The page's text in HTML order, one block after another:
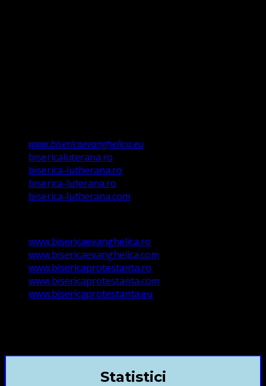
www.bisericaevanghelica.eu
bisericaluterana.ro
biserica-lutherana.ro
biserica-luterana.ro
biserica-lutherana.com
www.bisericaevanghelica.ro
www.bisericaevanghelica.com
www.bisericaprotestanta.ro
www.bisericaprotestanta.com
www.bisericaprotestanta.eu
Statistici